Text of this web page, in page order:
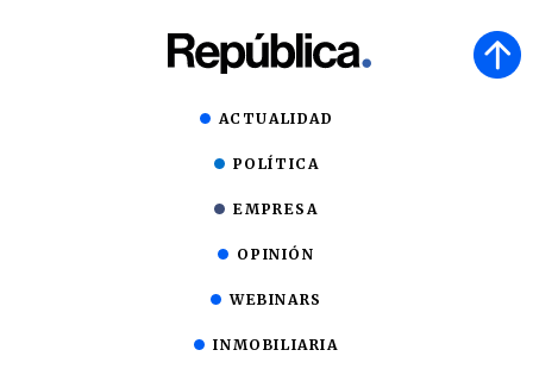
ACTUALIDAD
POLÍTICA
EMPRESA
OPINIÓN
WEBINARS
INMOBILIARIA